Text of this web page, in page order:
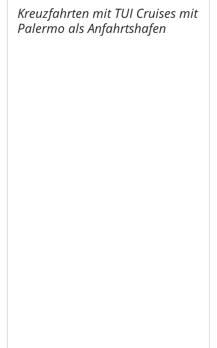
Kreuzfahrten mit TUI Cruises mit
Palermo als Anfahrtshafen